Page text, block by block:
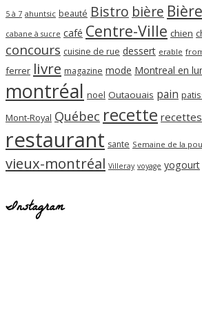
5 à 7 ahuntsic beauté Bistro bière
cabane à sucre café Centre-Ville chien
concours cuisine de rue dessert erable
ferrer livre magazine mode Montreal en
montréal noel Outaouais pain
Mont-Royal Québec recette recettes
restaurant sante Semaine de la
vieux-montréal Villeray voyage yogourt
Instagram